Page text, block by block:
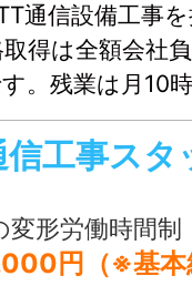
通信設備工事
得は全額会社
。残業は月10
手に職をつけ
にオススメの
工事スタ
形労働時間制
給） ※今の収入を加